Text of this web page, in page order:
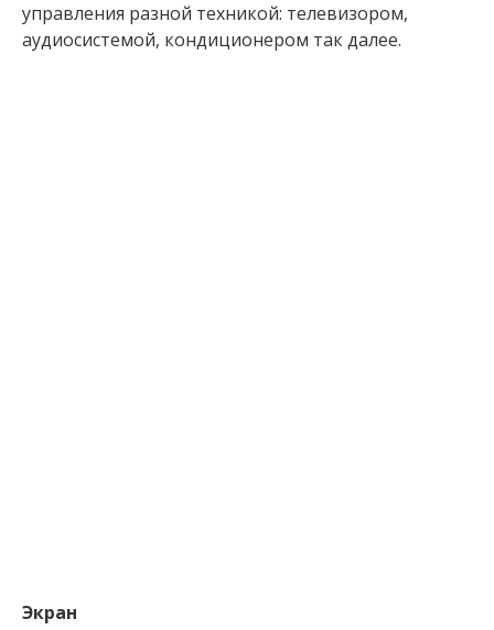
управления разной техникой: телевизором,
аудиосистемой, кондиционером так далее.
Экран